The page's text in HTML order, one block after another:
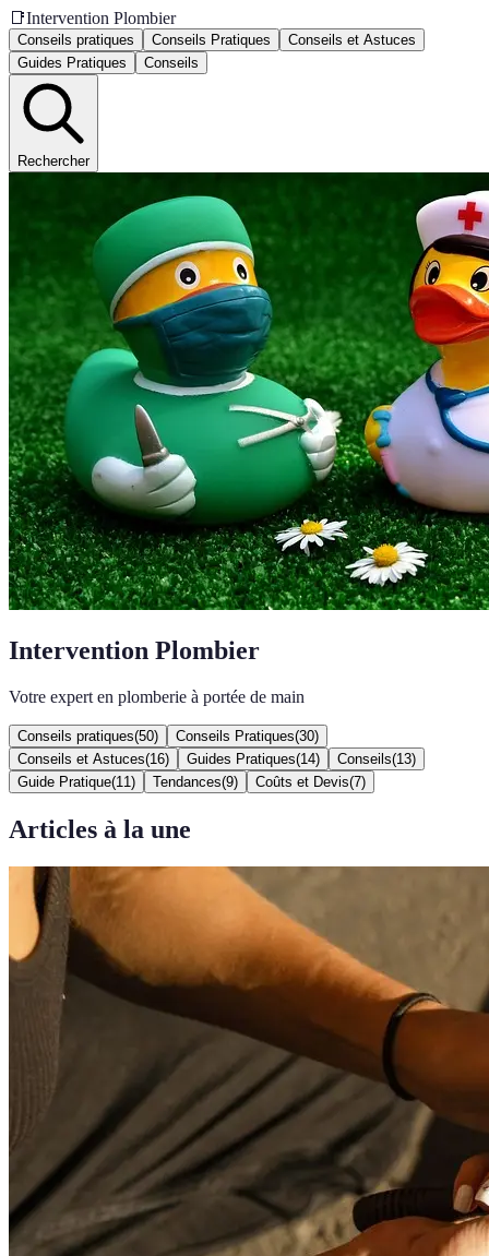
📑Intervention Plombier
Conseils pratiques Conseils Pratiques
Conseils et Astuces
Guides Pratiques
Conseils
Rechercher
Intervention Plombier
Votre expert en plomberie à portée de main
Conseils pratiques(50) Conseils Pratiques(30)
Conseils et Astuces(16) Guides Pratiques(14) Conseils(13)
Guide Pratique(11 ) Tendances(9) Coûts et Devis(7)
Articles à la une